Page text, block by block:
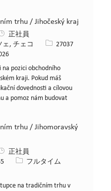
trhu / Jihočeský kraj
正社員
, チェコ 求人ID27037
pozici obchodního
kraji. Pokud máš
dovednosti a cílovou
a pomoz nám budovat
trhu / Jihomoravský
正社員
役職フルタイム
na tradičním trhu v